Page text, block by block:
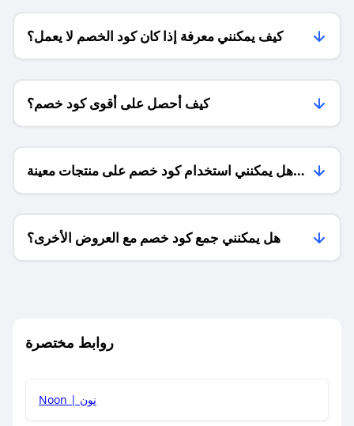
كيف يمكنني معرفة إذا كان كود الخصم لا يعمل؟
كيف أحصل على أقوى كود خصم؟
هل يمكنني استخدام كود خصم على منتجات معينة
فقط؟
هل يمكنني جمع كود خصم مع العروض الأخرى؟
روابط مختصرة
Noon | نون